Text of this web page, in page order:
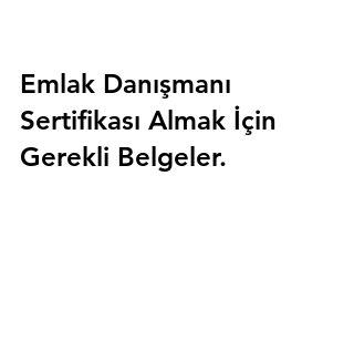
Emlak Danışmanı
Sertifikası Almak İçin
Gerekli Belgeler.